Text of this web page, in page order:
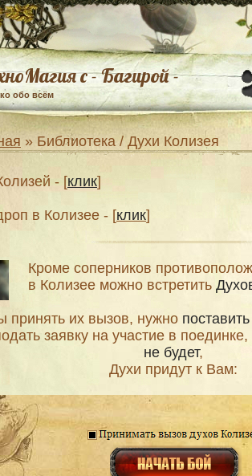
с - Багирой -
обо всём
» Библиотека / Духи Колизея
- [клик]
в Колизее - [клик]
Кроме соперников
в Колизее можно встретить
принять их вызов, нужно
заявку на участие в
не будет,
Духи придут к Вам: